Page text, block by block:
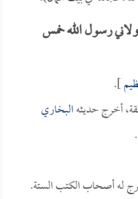
رسول الله خمس
].
أخرج حديثهالبخاري
له أصحاب الكتب الستة.